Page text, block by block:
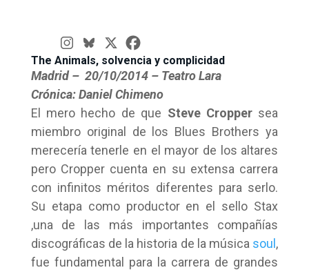
The Animals, solvencia y complicidad
Madrid – 20/10/2014 – Teatro Lara
Crónica: Daniel Chimeno
El mero hecho de que Steve Croppersea
miembro original de los Blues Brothers ya
merecería tenerle en el mayor de los altares
pero Cropper cuenta en su extensa carrera
con infinitos méritos diferentes para serlo.
Su etapa como productor en el sello Stax
,una de las más importantes compañías
discográficas de la historia de la música soul ,
fue fundamental para la carrera de grandes